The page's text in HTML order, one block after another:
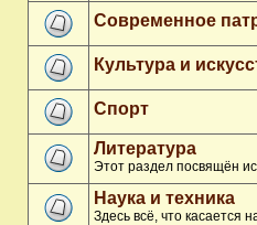
Современное
Культура и
Спорт
Литература
Этот раздел посвящён
Наука и техника
Здесь всё, что касается